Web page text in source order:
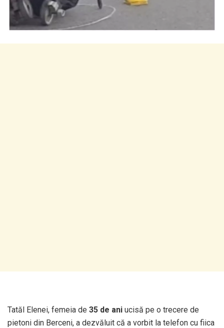
Tatăl Elenei, femeia de 35 de ani ucisă pe o trecere de
pietoni din Berceni, a dezvăluit că a vorbit la telefon cu fiica